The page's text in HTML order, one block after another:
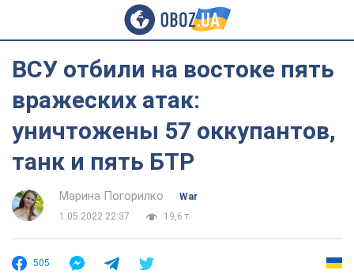
ВСУ отбили на востоке пять
вражеских атак:
уничтожены 57 оккупантов,
танк и пять БТР
Марина Погорилко
War
1.05.2022 22:37
19,6 т.
505